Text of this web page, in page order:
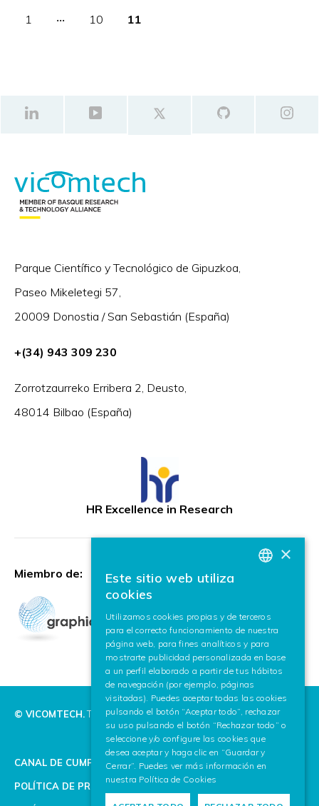
1 ‧‧‧ 10 11
Parque Científico y Tecnológico de Gipuzkoa,
Paseo Mikeletegi 57,
20009 Donostia / San Sebastián (España)
+(34) 943 309 230
Zorrotzaurreko Erribera 2, Deusto,
48014 Bilbao (España)
HR Excellence in Research
Miembro de:
© VICOMTECH.Todos los derechos reservados.
CANAL DE CUMPLIMIENTO
POLÍTICA DE PRIVACIDAD
ENGLISH
×
Este sitio web utiliza
cookies
Utilizamos cookies propias y de terceros
para el correcto funcionamiento de nuestra
página web, para fines analíticos y para
mostrarte publicidad personalizada en base
a un perfil elaborado a partir de tus hábitos
de navegación (por ejemplo, páginas
visitadas). Puedes aceptar todas las cookies
pulsando el botón “Aceptar todo”, rechazar
su uso pulsando el botón “Rechazar todo” o
seleccione y/o configure las cookies que
desea aceptar y haga clic en “Guardar y
Cerrar”. Puedes ver más información en
nuestra Política de Cookies